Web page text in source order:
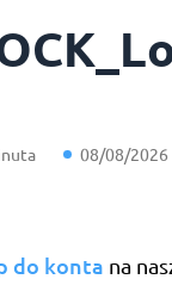
08/08/2026
do konta na